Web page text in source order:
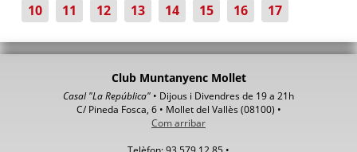
10
11 12 13 14 15 16 17
Club Muntanyenc Mollet
Casal "La República" • Dijous i Divendres de 19 a 21h
C/ Pineda Fosca, 6 • Mollet del Vallès (08100) •
Com arribar